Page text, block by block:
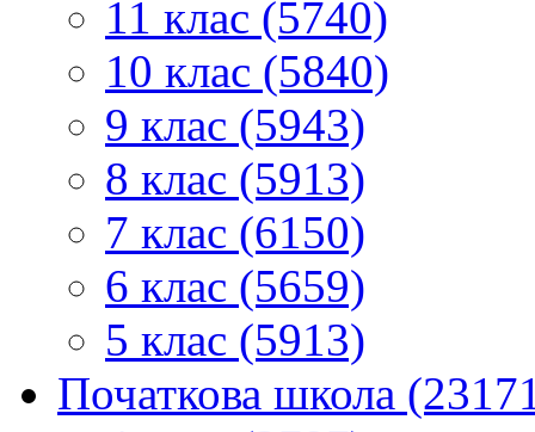
11 клас (5740)
10 клас (5840)
9 клас (5943)
8 клас (5913)
7 клас (6150)
6 клас (5659)
5 клас (5913)
Початкова школа